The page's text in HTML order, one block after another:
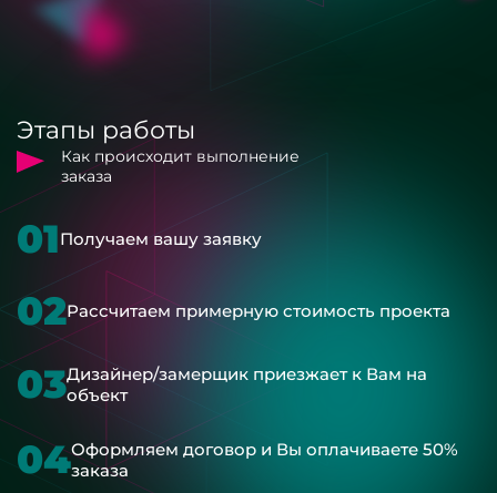
Этапы работы
Как происходит выполнение
заказа
01Получаем вашу заявку
02Рассчитаем примерную стоимость проекта
03Дизайнер/замерщик приезжает к Вам на
объект
04Оформляем договор и Вы оплачиваете 50%
заказа